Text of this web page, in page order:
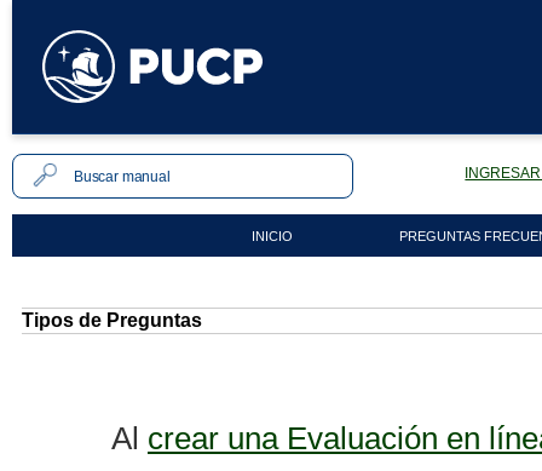
INICIO PREGUNTAS
Tipos de Preguntas
Al crear una Evaluación en